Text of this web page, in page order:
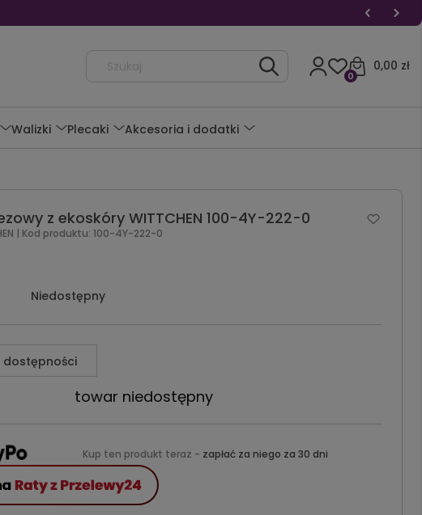
0,00 zł
0
Walizki Plecaki Akcesoria i dodatki
z ekoskóry WITTCHEN 100-4Y-222-0
| Kod produktu: 100-4Y-222-0
Niedostępny
dostępności
towar niedostępny
Kup ten produkt teraz - zapłać za niego za 30 dni